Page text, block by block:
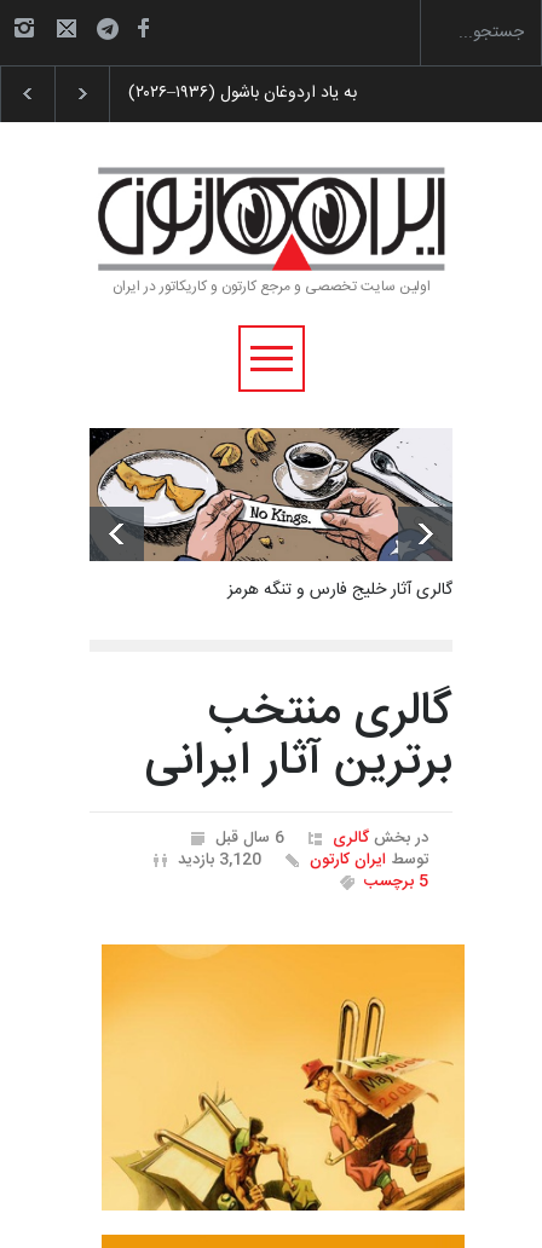
رویداد کارگاهی کارتون و پوستر «ایران سربلند»…
اولین سایت تخصصی و مرجع کارتون و کاریکاتور در ایران
گالری آثار خلیج فارس و تنگه هرمز
گالری منتخب
برترین آثار ایرانی
در بخشگالری
6 سال قبل
توسط ایران کارتون
3,120 بازدید
5 برچسب